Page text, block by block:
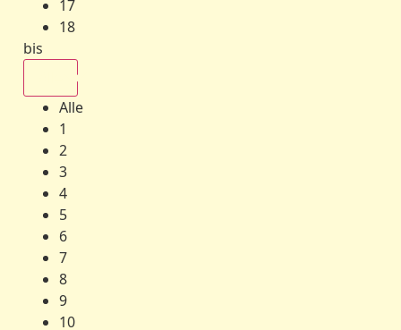
17
18
bis
Alle
1
2
3
4
5
6
7
8
9
10